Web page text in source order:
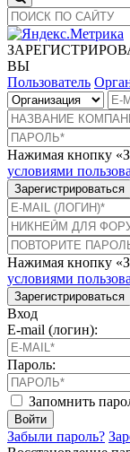
ВЫ
Пользователь
Нажимая кнопку
условиями
Зарегистрироваться
Нажимая кнопку
условиями
Зарегистрироваться
Вход
E-mail (логин):
Пароль:
Запомнить
Войти
Забыли пароль?